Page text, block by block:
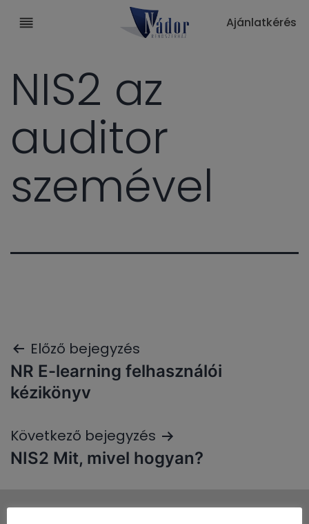
Ajánlatkérés
NIS2 az
auditor
szemével
Előző bejegyzés
NR E-learning felhasználói
kézikönyv
Következő bejegyzés
NIS2 Mit, mivel hogyan?